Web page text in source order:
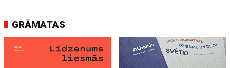
GRĀMATAS